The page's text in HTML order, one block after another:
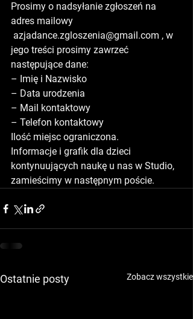
Prosimy o nadsyłanie zgłoszeń na
adres mailowy
jego treści prosimy zawrzeć
następujące dane:
– Imię i Nazwisko
– Data urodzenia
– Mail kontaktowy
– Telefon kontaktowy
Ilość miejsc ograniczona.
Informacje i grafik dla dzieci
kontynuujących naukę u nas w Studio,
zamieścimy w następnym poście.
Ostatnie posty Zobacz wszystkie